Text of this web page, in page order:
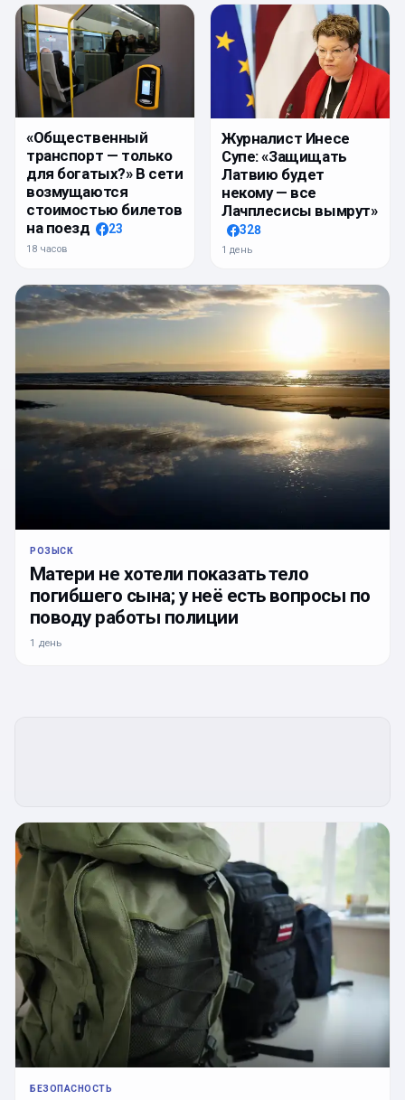
«Общественный
транспорт — только
для богатых?» В сети
возмущаются
стоимостью билетов
на поезд
23
18 часов
Журналист Инесе
Супе: «Защищать
Латвию будет
некому — все
Лачплесисы вымрут»
328
1 день
РОЗЫСК
Матери не хотели показать тело
погибшего сына; у неё есть вопросы по
поводу работы полиции
1 день
БЕЗОПАСНОСТЬ